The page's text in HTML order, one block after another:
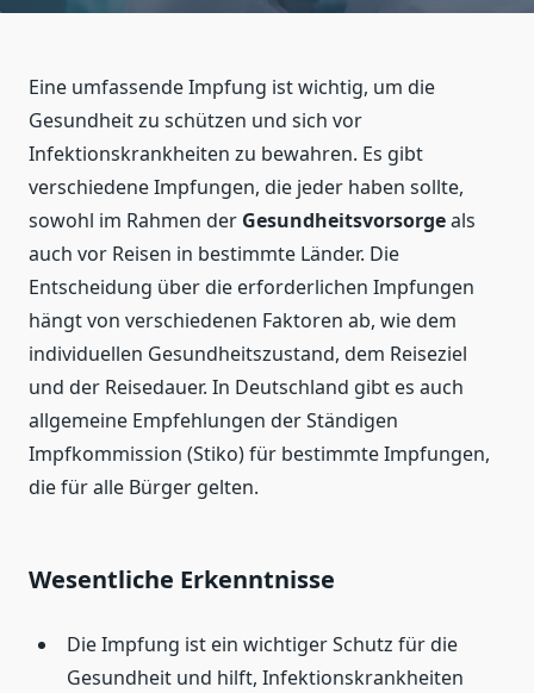
Eine umfassende Impfung ist wichtig, um die
Gesundheit zu schützen und sich vor
Infektionskrankheiten zu bewahren. Es gibt
verschiedene Impfungen, die jeder haben sollte,
sowohl im Rahmen der Gesundheitsvorsorgeals
auch vor Reisen in bestimmte Länder. Die
Entscheidung über die erforderlichen Impfungen
hängt von verschiedenen Faktoren ab, wie dem
individuellen Gesundheitszustand, dem Reiseziel
und der Reisedauer. In Deutschland gibt es auch
allgemeine Empfehlungen der Ständigen
Impfkommission (Stiko) für bestimmte Impfungen,
die für alle Bürger gelten.
Wesentliche Erkenntnisse
Die Impfung ist ein wichtiger Schutz für die
Gesundheit und hilft, Infektionskrankheiten